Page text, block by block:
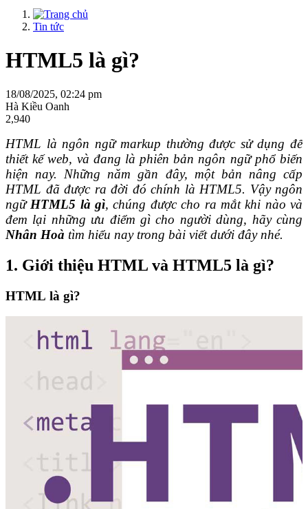
Tin tức
HTML5 là gì?
18/08/2025, 02:24 pm
Hà Kiều Oanh
2,940
HTML là ngôn ngữ markup thường được sử dụng để
thiết kế web, và đang là phiên bản ngôn ngữ phổ biến
hiện nay. Những năm gần đây, một bản nâng cấp
HTML đã được ra đời đó chính là HTML5. Vậy ngôn
ngữ HTML5 là gì, chúng được cho ra mắt khi nào và
đem lại những ưu điểm gì cho người dùng, hãy cùng
Nhân Hoà tìm hiểu nay trong bài viết dưới đây nhé.
1. Giới thiệu HTML và HTML5 là gì?
HTML là gì?